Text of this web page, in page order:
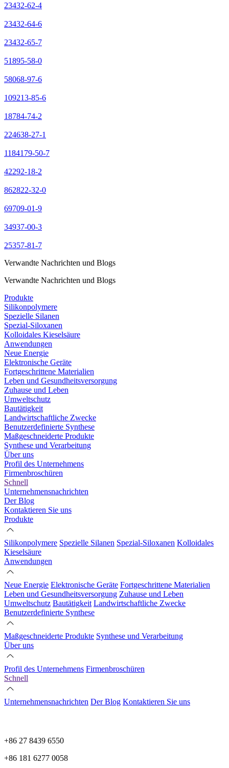
23432-62-4
23432-64-6
23432-65-7
51895-58-0
58068-97-6
109213-85-6
18784-74-2
224638-27-1
1184179-50-7
42292-18-2
862822-32-0
69709-01-9
34937-00-3
25357-81-7
Verwandte Nachrichten und Blogs
Verwandte Nachrichten und Blogs
Produkte
Silikonpolymere
Spezielle Silanen
Spezial-Siloxanen
Kolloidales Kieselsäure
Anwendungen
Neue Energie
Elektronische Geräte
Fortgeschrittene Materialien
Leben und Gesundheitsversorgung
Zuhause und Leben
Umweltschutz
Bautätigkeit
Landwirtschaftliche Zwecke
Benutzerdefinierte Synthese
Maßgeschneiderte Produkte
Synthese und Verarbeitung
Über uns
Profil des Unternehmens
Firmenbroschüren
Schnell
Unternehmensnachrichten
Der Blog
Kontaktieren Sie uns
Produkte
Silikonpolymere Spezielle Silanen Spezial-Siloxanen Kolloidales
Kieselsäure
Anwendungen
Neue Energie Elektronische Geräte Fortgeschrittene Materialien
Leben und Gesundheitsversorgung Zuhause und Leben
Umweltschutz Bautätigkeit Landwirtschaftliche Zwecke
Benutzerdefinierte Synthese
Maßgeschneiderte Produkte Synthese und Verarbeitung
Über uns
Profil des Unternehmens Firmenbroschüren
Schnell
Unternehmensnachrichten Der Blog Kontaktieren Sie uns
+86 27 8439 6550
+86 181 6277 0058